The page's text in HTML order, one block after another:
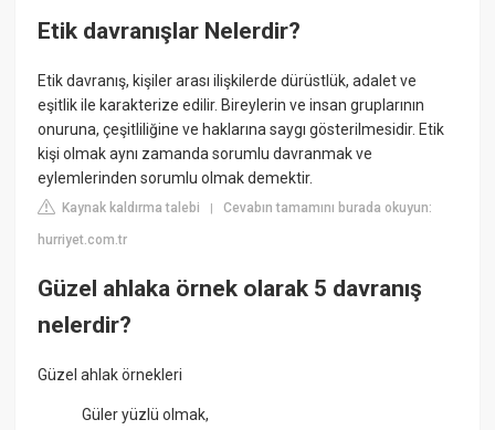
Etik davranışlar Nelerdir?
Etik davranış, kişiler arası ilişkilerde dürüstlük, adalet ve
eşitlik ile karakterize edilir. Bireylerin ve insan gruplarının
onuruna, çeşitliliğine ve haklarına saygı gösterilmesidir. Etik
kişi olmak aynı zamanda sorumlu davranmak ve
eylemlerinden sorumlu olmak demektir.
Kaynak kaldırma talebi |Cevabın tamamını burada okuyun:
hurriyet.com.tr
Güzel ahlaka örnek olarak 5 davranış
nelerdir?
Güzel ahlak örnekleri
Güler yüzlü olmak,